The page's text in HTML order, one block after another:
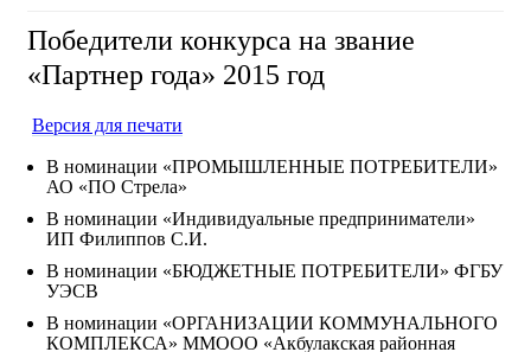
Победители конкурса на звание
«Партнер года» 2015 год
Версия для печати
В номинации «ПРОМЫШЛЕННЫЕ ПОТРЕБИТЕЛИ»
АО «ПО Стрела»
В номинации «Индивидуальные предприниматели»
ИП Филиппов С.И.
В номинации «БЮДЖЕТНЫЕ ПОТРЕБИТЕЛИ» ФГБУ
УЭСВ
В номинации «ОРГАНИЗАЦИИ КОММУНАЛЬНОГО
КОМПЛЕКСА» ММООО «Акбулакская районная